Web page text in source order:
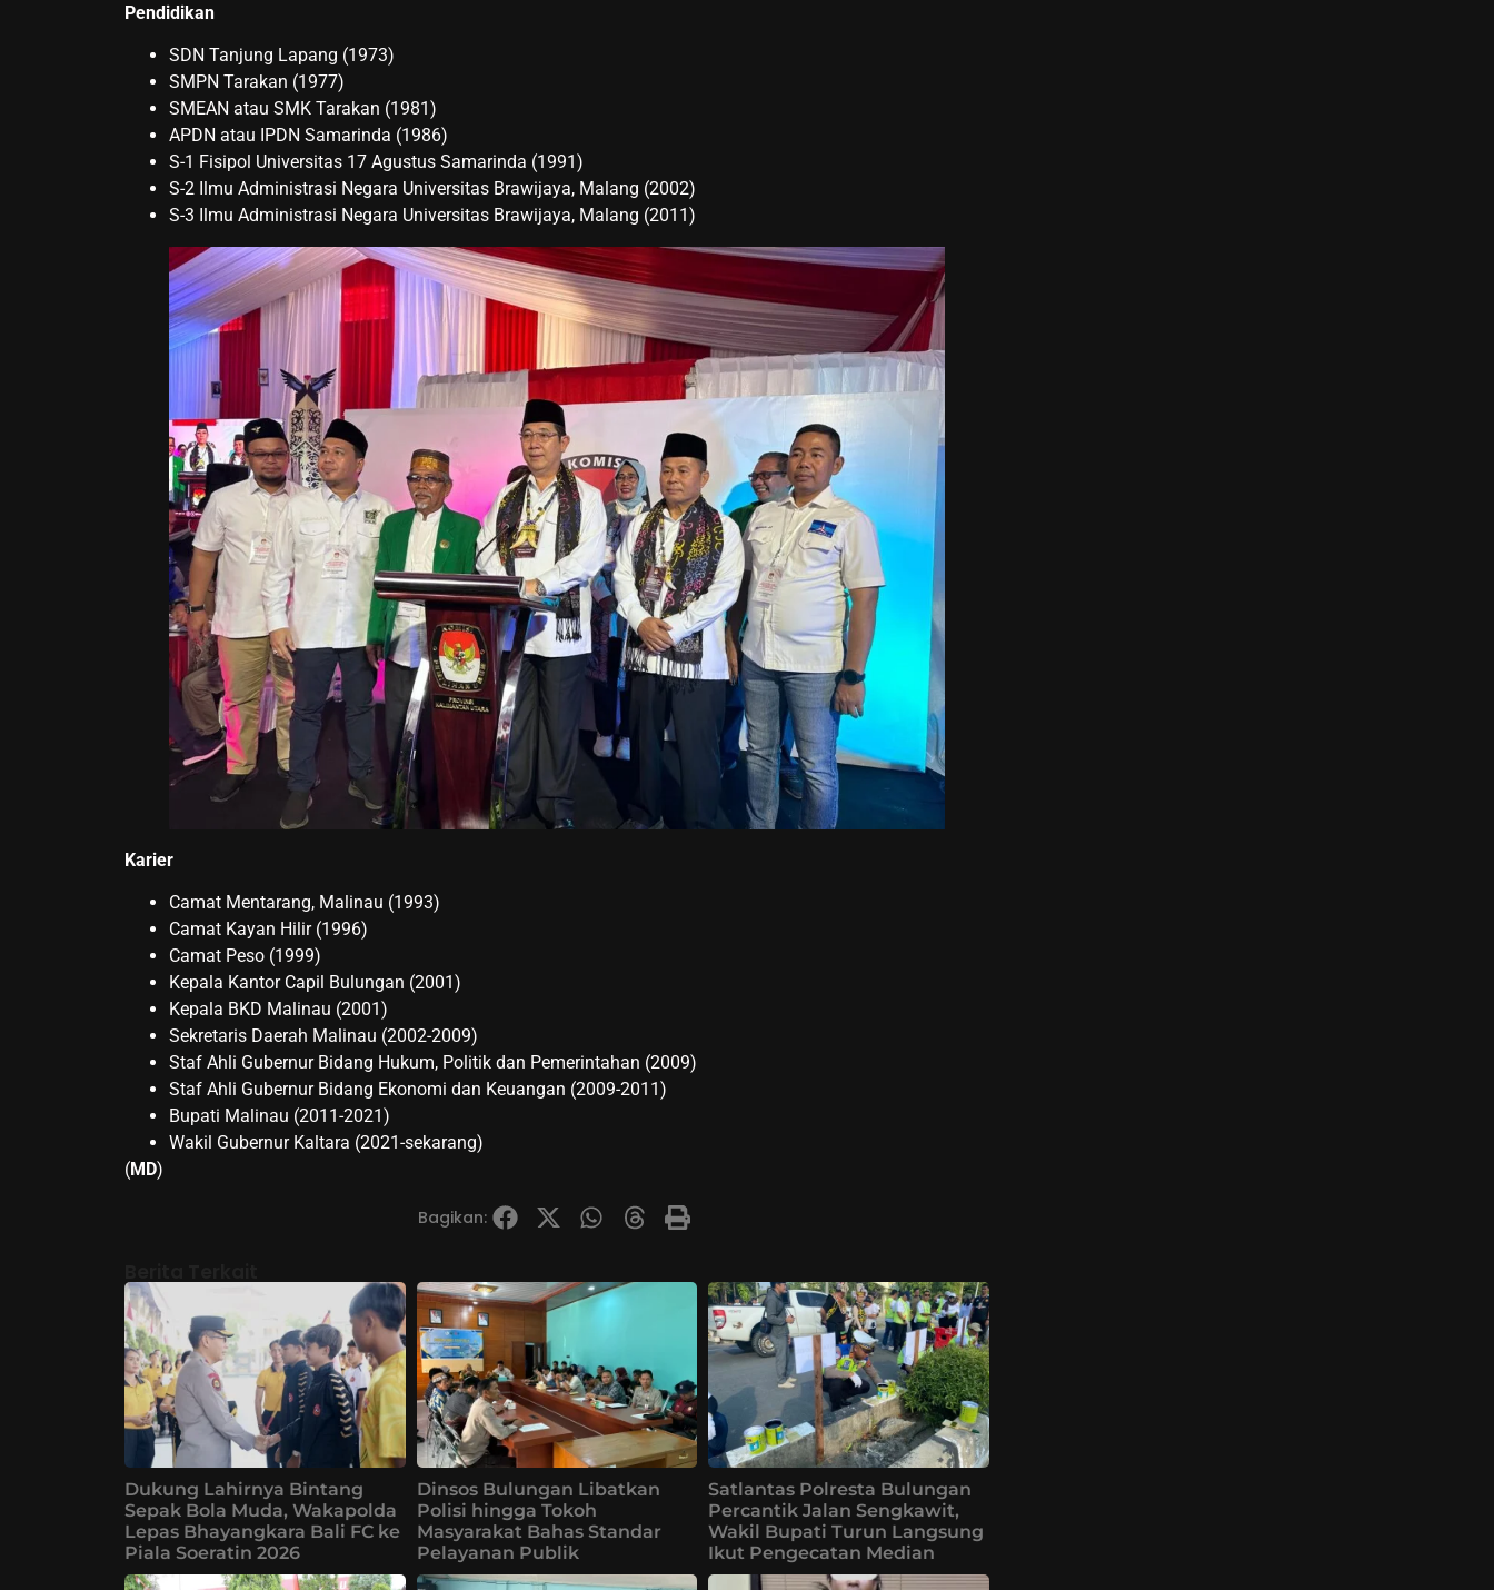
Pendidikan
SDN Tanjung Lapang (1973)
SMPN Tarakan (1977)
SMEAN atau SMK Tarakan (1981)
APDN atau IPDN Samarinda (1986)
S-1 Fisipol Universitas 17 Agustus Samarinda (1991)
S-2 Ilmu Administrasi Negara Universitas Brawijaya, Malang (2002)
S-3 Ilmu Administrasi Negara Universitas Brawijaya, Malang (2011)
Karier
Camat Mentarang, Malinau (1993)
Camat Kayan Hilir (1996)
Camat Peso (1999)
Kepala Kantor Capil Bulungan (2001)
Kepala BKD Malinau (2001)
Sekretaris Daerah Malinau (2002-2009)
Staf Ahli Gubernur Bidang Hukum, Politik dan Pemerintahan (2009)
Staf Ahli Gubernur Bidang Ekonomi dan Keuangan (2009-2011)
Bupati Malinau (2011-2021)
Wakil Gubernur Kaltara (2021-sekarang)
(MD)
Bagikan:
Dukung Lahirnya Bintang
Sepak Bola Muda, Wakapolda
Lepas Bhayangkara Bali FC ke
Piala Soeratin 2026
Dinsos Bulungan Libatkan
Polisi hingga Tokoh
Masyarakat Bahas Standar
Pelayanan Publik
Satlantas Polresta Bulungan
Percantik Jalan Sengkawit,
Wakil Bupati Turun Langsung
Ikut Pengecatan Median